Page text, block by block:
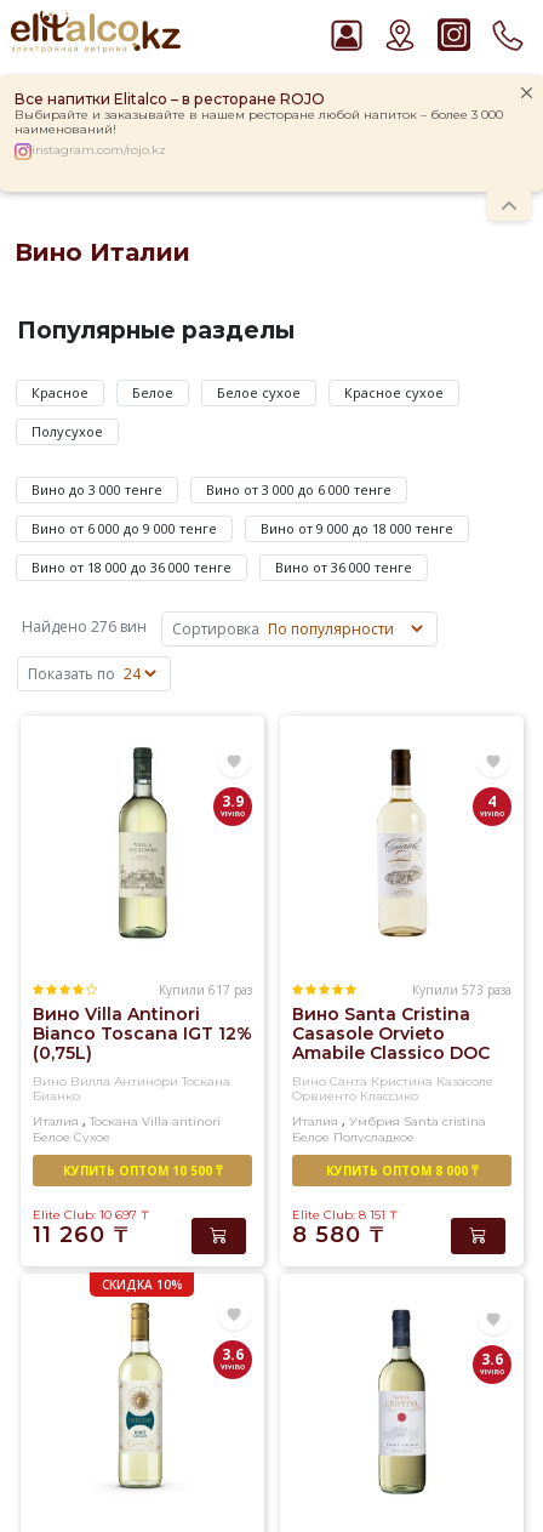
Все напитки Elitalco – в ресторане ROJO
Выбирайте и заказывайте в нашем ресторане любой напиток – более 3 000
наименований!
instagram.com/rojo.kz
Пиво Guinness Draught 4,2% Can
Ром Captain Morgan White 37,5%
Вино Италии
Италии
цене
от
1
до
873
365
₸
Albizzia,
Giancarlo
Travaglini,
Elitalco.kz
уже
более
5300
раз.
Доставка
вина
Алматы
течение
Популярные разделы
Красное Белое Белое сухое Красное сухое
Полусухое
Вино до 3 000 тенге Вино от 3 000 до 6 000 тенге
Вино от 6 000 до 9 000 тенге Вино от 9 000 до 18 000 тенге
Вино от 18 000 до 36 000 тенге Вино от 36 000 тенге
Найдено 276 вин Сортировка
Показать по
3.9
Купили 617 раз
Вино Villa Antinori
Bianco Toscana IGT 12%
(0,75L)
Вино Вилла Антинори Тоскана
Бианко
Италия , Тоскана Villa antinori
Белое Сухое
КУПИТЬ ОПТОМ 10 500 ₸
Elite Club: 10 697 ₸
11 260 ₸
4
Купили 573 раза
Вино Santa Cristina
Casasole Orvieto
Amabile Classico DOC
10-12% (0,75L)
Вино Санта Кристина Казасоле
Орвиенто Классико
Италия , Умбрия Santa cristina
Белое Полусладкое
КУПИТЬ ОПТОМ 8 000 ₸
Elite Club: 8 151 ₸
8 580 ₸
СКИДКА 10%
3.6 3.6